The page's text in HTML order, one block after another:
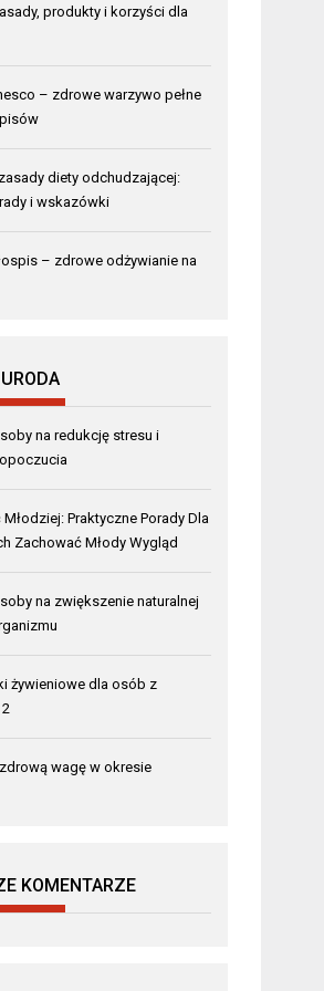
produkty i korzyści dla
– zdrowe warzywo pełne
diety odchudzającej:
i wskazówki
– zdrowe odżywianie na
na redukcję stresu i
Praktyczne Porady Dla
Zachować Młody Wygląd
na zwiększenie naturalnej
żywieniowe dla osób z
wagę w okresie
KOMENTARZE